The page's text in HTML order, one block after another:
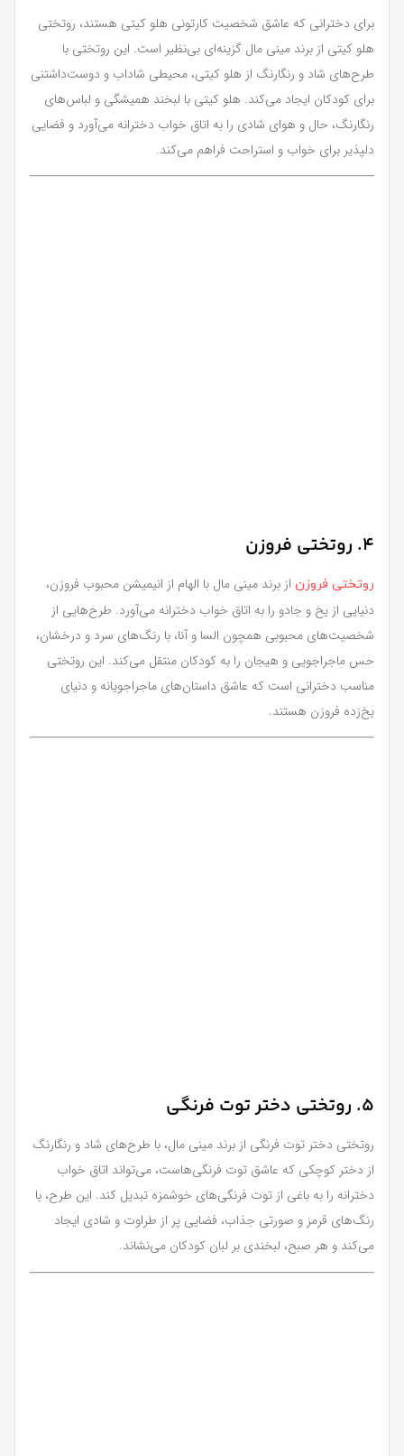
برای دخترانی که عاشق شخصیت کارتونی هلو کیتی هستند، روتختی
هلو کیتی از برند مینی مال گزینه‌ای بی‌نظیر است. این روتختی با
طرح‌های شاد و رنگارنگ از هلو کیتی، محیطی شاداب و دوست‌داشتنی
برای کودکان ایجاد می‌کند. هلو کیتی با لبخند همیشگی و لباس‌های
رنگارنگ، حال و هوای شادی را به اتاق خواب دخترانه می‌آورد و فضایی
دلپذیر برای خواب و استراحت فراهم می‌کند.
4. روتختی فروزن
روتختی فروزن از برند مینی مال با الهام از انیمیشن محبوب فروزن،
دنیایی از یخ و جادو را به اتاق خواب دخترانه می‌آورد. طرح‌هایی از
شخصیت‌های محبوبی همچون السا و آنا، با رنگ‌های سرد و درخشان،
حس ماجراجویی و هیجان را به کودکان منتقل می‌کند. این روتختی
مناسب دخترانی است که عاشق داستان‌های ماجراجویانه و دنیای
یخ‌زده فروزن هستند.
5. روتختی دختر توت فرنگی
روتختی دختر توت فرنگی از برند مینی مال، با طرح‌های شاد و رنگارنگ
از دختر کوچکی که عاشق توت فرنگی‌هاست، می‌تواند اتاق خواب
دخترانه را به باغی از توت فرنگی‌های خوشمزه تبدیل کند. این طرح، با
رنگ‌های قرمز و صورتی جذاب، فضایی پر از طراوت و شادی ایجاد
می‌کند و هر صبح، لبخندی بر لبان کودکان می‌نشاند.